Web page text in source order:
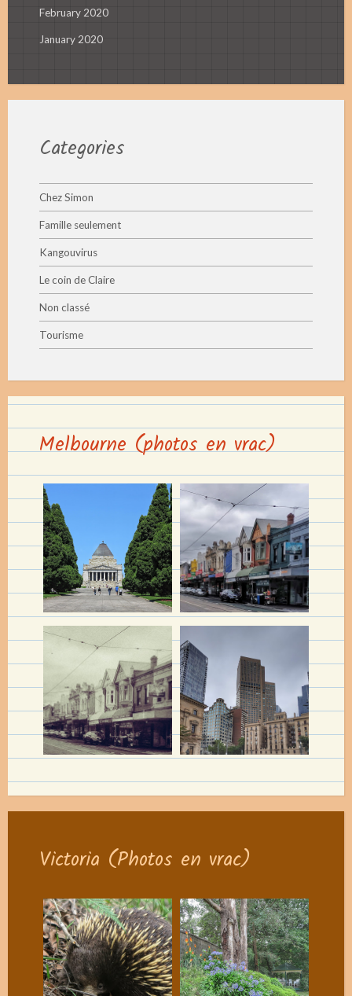
February 2020
January 2020
Categories
Chez Simon
Famille seulement
Kangouvirus
Le coin de Claire
Non classé
Tourisme
Melbourne (photos en vrac)
Victoria (Photos en vrac)